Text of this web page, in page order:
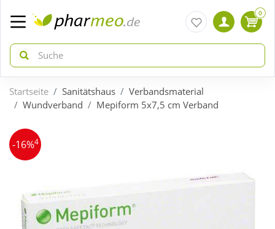
zurück
ÜBERSICHT AKTIONEN
Gratis dazu
zurück
ÜBERSICHT KATEGORIEN
Bio & Genuss
0
Startseite Sanitätshaus
Verbandsmaterial
Wundverband
Mepiform 5x7,5 cm Verband
-16%4